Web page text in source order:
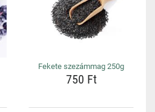
Fekete szezámmag 250g
750 Ft